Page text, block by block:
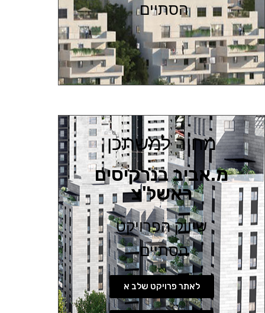
הסתיים
מחיר למשתכן
מ.אביב בנרקיסים
ראשל'צ
שיווק הפרויקט
הסתיים
לאתר פרויקט שלב א